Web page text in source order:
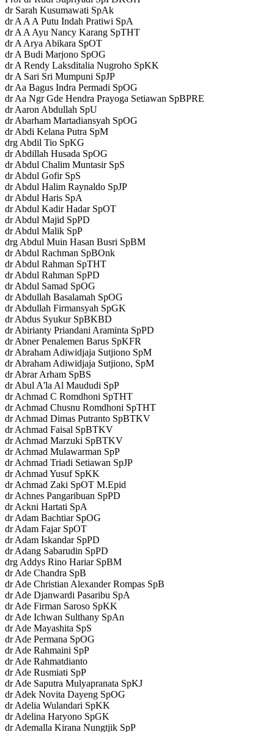
dr Sarah Kusumawati SpAk
dr A A A Putu Indah Pratiwi SpA
dr A A Ayu Nancy Karang SpTHT
dr A Arya Abikara SpOT
dr A Budi Marjono SpOG
dr A Rendy Laksditalia Nugroho SpKK
dr A Sari Sri Mumpuni SpJP
dr Aa Bagus Indra Permadi SpOG
dr Aa Ngr Gde Hendra Prayoga Setiawan SpBPRE
dr Aaron Abdullah SpU
dr Abarham Martadiansyah SpOG
dr Abdi Kelana Putra SpM
drg Abdil Tio SpKG
dr Abdillah Husada SpOG
dr Abdul Chalim Muntasir SpS
dr Abdul Gofir SpS
dr Abdul Halim Raynaldo SpJP
dr Abdul Haris SpA
dr Abdul Kadir Hadar SpOT
dr Abdul Majid SpPD
dr Abdul Malik SpP
drg Abdul Muin Hasan Busri SpBM
dr Abdul Rachman SpBOnk
dr Abdul Rahman SpTHT
dr Abdul Rahman SpPD
dr Abdul Samad SpOG
dr Abdullah Basalamah SpOG
dr Abdullah Firmansyah SpGK
dr Abdus Syukur SpBKBD
dr Abirianty Priandani Araminta SpPD
dr Abner Penalemen Barus SpKFR
dr Abraham Adiwidjaja Sutjiono SpM
dr Abraham Adiwidjaja Sutjiono, SpM
dr Abrar Arham SpBS
dr Abul A'la Al Maududi SpP
dr Achmad C Romdhoni SpTHT
dr Achmad Chusnu Romdhoni SpTHT
dr Achmad Dimas Putranto SpBTKV
dr Achmad Faisal SpBTKV
dr Achmad Marzuki SpBTKV
dr Achmad Mulawarman SpP
dr Achmad Triadi Setiawan SpJP
dr Achmad Yusuf SpKK
dr Achmad Zaki SpOT M.Epid
dr Achnes Pangaribuan SpPD
dr Ackni Hartati SpA
dr Adam Bachtiar SpOG
dr Adam Fajar SpOT
dr Adam Iskandar SpPD
dr Adang Sabarudin SpPD
drg Addys Rino Hariar SpBM
dr Ade Chandra SpB
dr Ade Christian Alexander Rompas SpB
dr Ade Djanwardi Pasaribu SpA
dr Ade Firman Saroso SpKK
dr Ade Ichwan Sulthany SpAn
dr Ade Mayashita SpS
dr Ade Permana SpOG
dr Ade Rahmaini SpP
dr Ade Rahmatdianto
dr Ade Rusmiati SpP
dr Ade Saputra Mulyapranata SpKJ
dr Adek Novita Dayeng SpOG
dr Adelia Wulandari SpKK
dr Adelina Haryono SpGK
dr Ademalla Kirana Nungtjik SpP